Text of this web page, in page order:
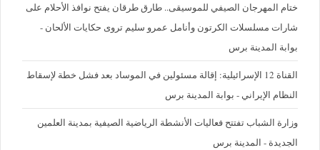
ختام المهرجان الصيفي للموسيقى.. طارق طرقان يفتح نوافذ الأحلام على
شارات مسلسلات الكرتون وأنامل عمرو سليم تروى حكايات الألحان -
بوابة المدينة برس
القناة 12 الإسرائيلية: إقالة مسئولين في الموساد بعد فشل خطة لإسقاط
النظام الإيراني - بوابة المدينة برس
وزارة الشباب تفتتح فعاليات الأنشطة الرياضية الصيفية بمدينة العلمين
الجديدة - المدينة برس